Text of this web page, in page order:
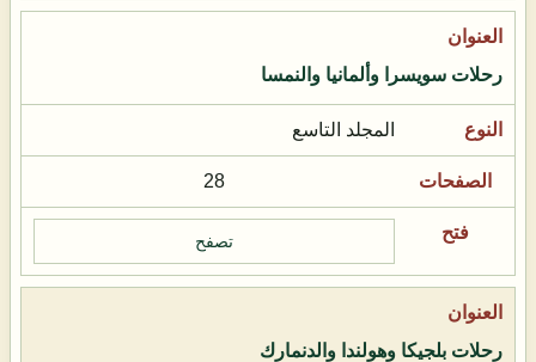
رحلات سويسرا وألمانيا والنمسا
المجلد التاسع
28
تصفح
رحلات بلجيكا وهولندا والدنمارك